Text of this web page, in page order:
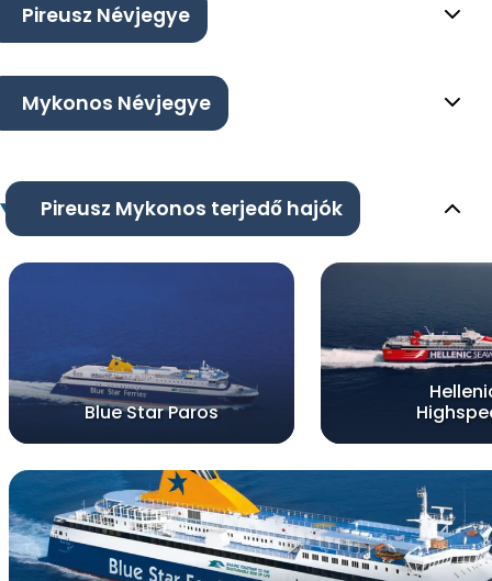
Pireusz Névjegye
Mykonos Névjegye
Pireusz Mykonos terjedő hajók
Blue Star Paros